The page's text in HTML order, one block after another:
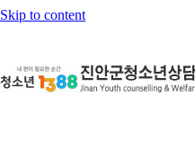
Skip to content